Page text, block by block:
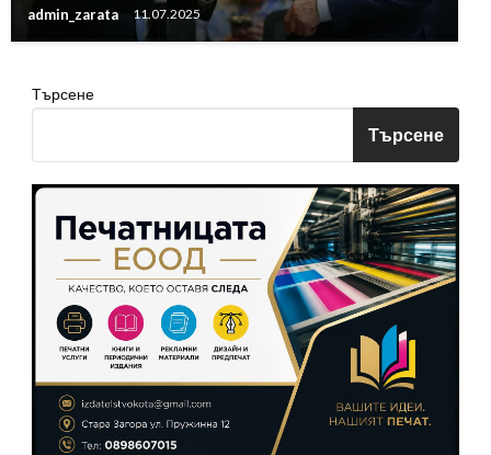
admin_zarata 11.07.2025
Търсене
Търсене